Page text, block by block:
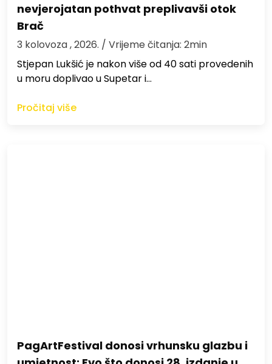
nevjerojatan pothvat preplivavši otok
Brač
3 kolovoza , 2026. / Vrijeme čitanja: 2min
St​jepan Lukšić je nakon više od 40 sati provedenih
u moru doplivao u Supetar i…
Pročitaj više
PagArtFestival donosi vrhunsku glazbu i